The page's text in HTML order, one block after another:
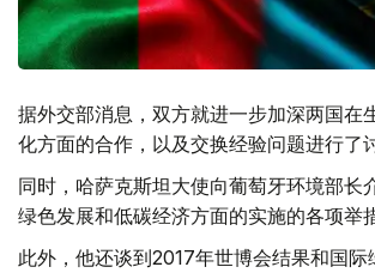
据外交部消息，双方就进一步加深两国在
化方面的合作，以及交换经验问题进行了
同时，哈萨克斯坦大使向葡萄牙环境部长
绿色发展和低碳经济方面的实施的各项举措
此外，他还谈到2017年世博会结果和国际